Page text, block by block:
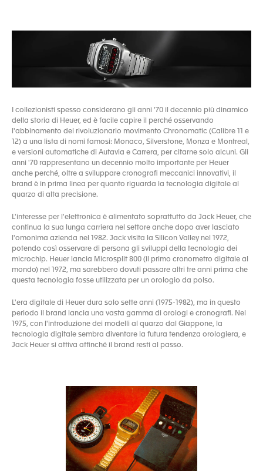
I collezionisti spesso considerano gli anni '70 il decennio più dinamico
della storia di Heuer, ed è facile capire il perché osservando
l'abbinamento del rivoluzionario movimento Chronomatic (Calibre 11 e
12) a una lista di nomi famosi: Monaco, Silverstone, Monza e Montreal,
e versioni automatiche di Autavia e Carrera, per citarne solo alcuni. Gli
anni '70 rappresentano un decennio molto importante per Heuer
anche perché, oltre a sviluppare cronografi meccanici innovativi, il
brand è in prima linea per quanto riguarda la tecnologia digitale al
quarzo di alta precisione.
L'interesse per l'elettronica è alimentato soprattutto da Jack Heuer, che
continua la sua lunga carriera nel settore anche dopo aver lasciato
l'omonima azienda nel 1982. Jack visita la Silicon Valley nel 1972,
potendo così osservare di persona gli sviluppi della tecnologia dei
microchip. Heuer lancia Microsplit 800 (il primo cronometro digitale al
mondo) nel 1972, ma sarebbero dovuti passare altri tre anni prima che
questa tecnologia fosse utilizzata per un orologio da polso.
L'era digitale di Heuer dura solo sette anni (1975-1982), ma in questo
periodo il brand lancia una vasta gamma di orologi e cronografi. Nel
1975, con l'introduzione dei modelli al quarzo dal Giappone, la
tecnologia digitale sembra diventare la futura tendenza orologiera, e
Jack Heuer si attiva affinché il brand resti al passo.